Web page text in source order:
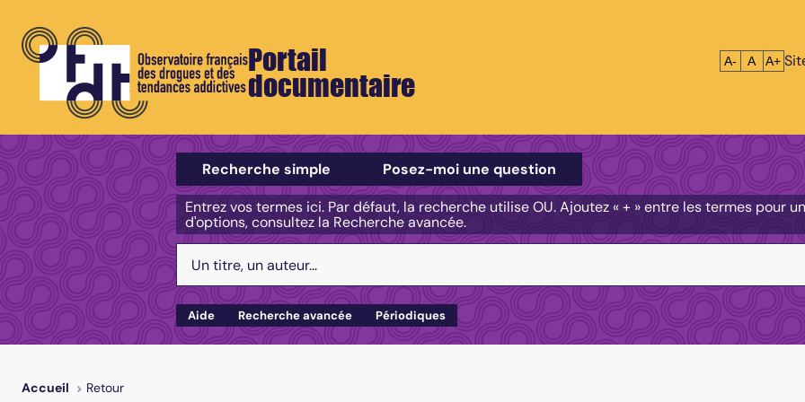
Portail
documentaire
Réduire le
A- A A+
Sélectionner un type de recherche
Recherche simple
Posez-moi une question
Entrez vos termes ici. Par défaut, la recherche utilise OU. Ajoutez « + » entre les termes pour
d'options, consultez la Recherche avancée.
Aide Recherche avancée Périodiques
Accueil Retour